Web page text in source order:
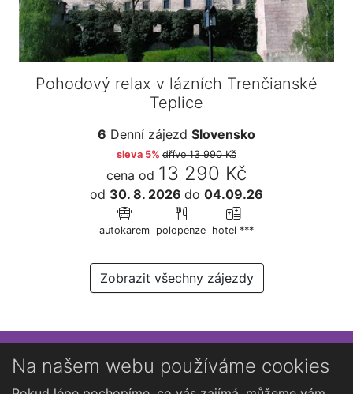
Pohodový relax v lázních Trenčianské
Teplice
6 Denní zájezd Slovensko
sleva 5% dříve13 990 Kč
cena od 13 290 Kč
od 30. 8. 2026 do 04.09.26
autokarem polopenze hotel ***
Zobrazit všechny zájezdy
Přihlaste se k newsletteru
Chcete dostávat občasné novinky o Kutné Hoře?
Na našem webu používáme cookies